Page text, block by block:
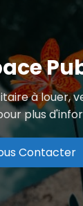
à louer,
plus
Contacter